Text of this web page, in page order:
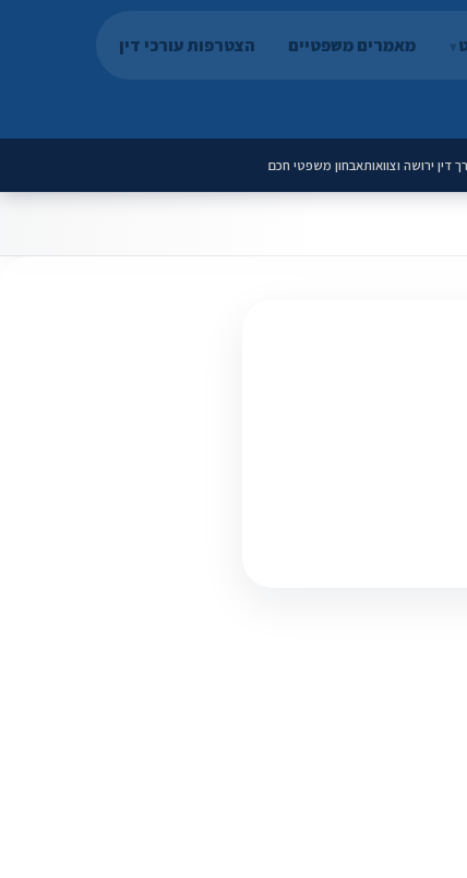
מאמרים משפטיים הצטרפות עורכי דין
דין ירושה וצוואותאבחון משפטי חכם